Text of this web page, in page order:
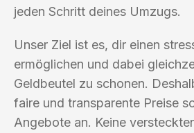
jeden Schritt deines Umzugs.
Unser Ziel ist es, dir einen
ermöglichen und dabei
Geldbeutel zu schonen.
faire und transparente Preise
Angebote an. Keine